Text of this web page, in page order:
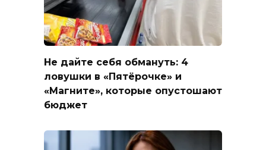
Не дайте себя обмануть: 4
ловушки в «Пятёрочке» и
«Магните», которые опустошают
бюджет